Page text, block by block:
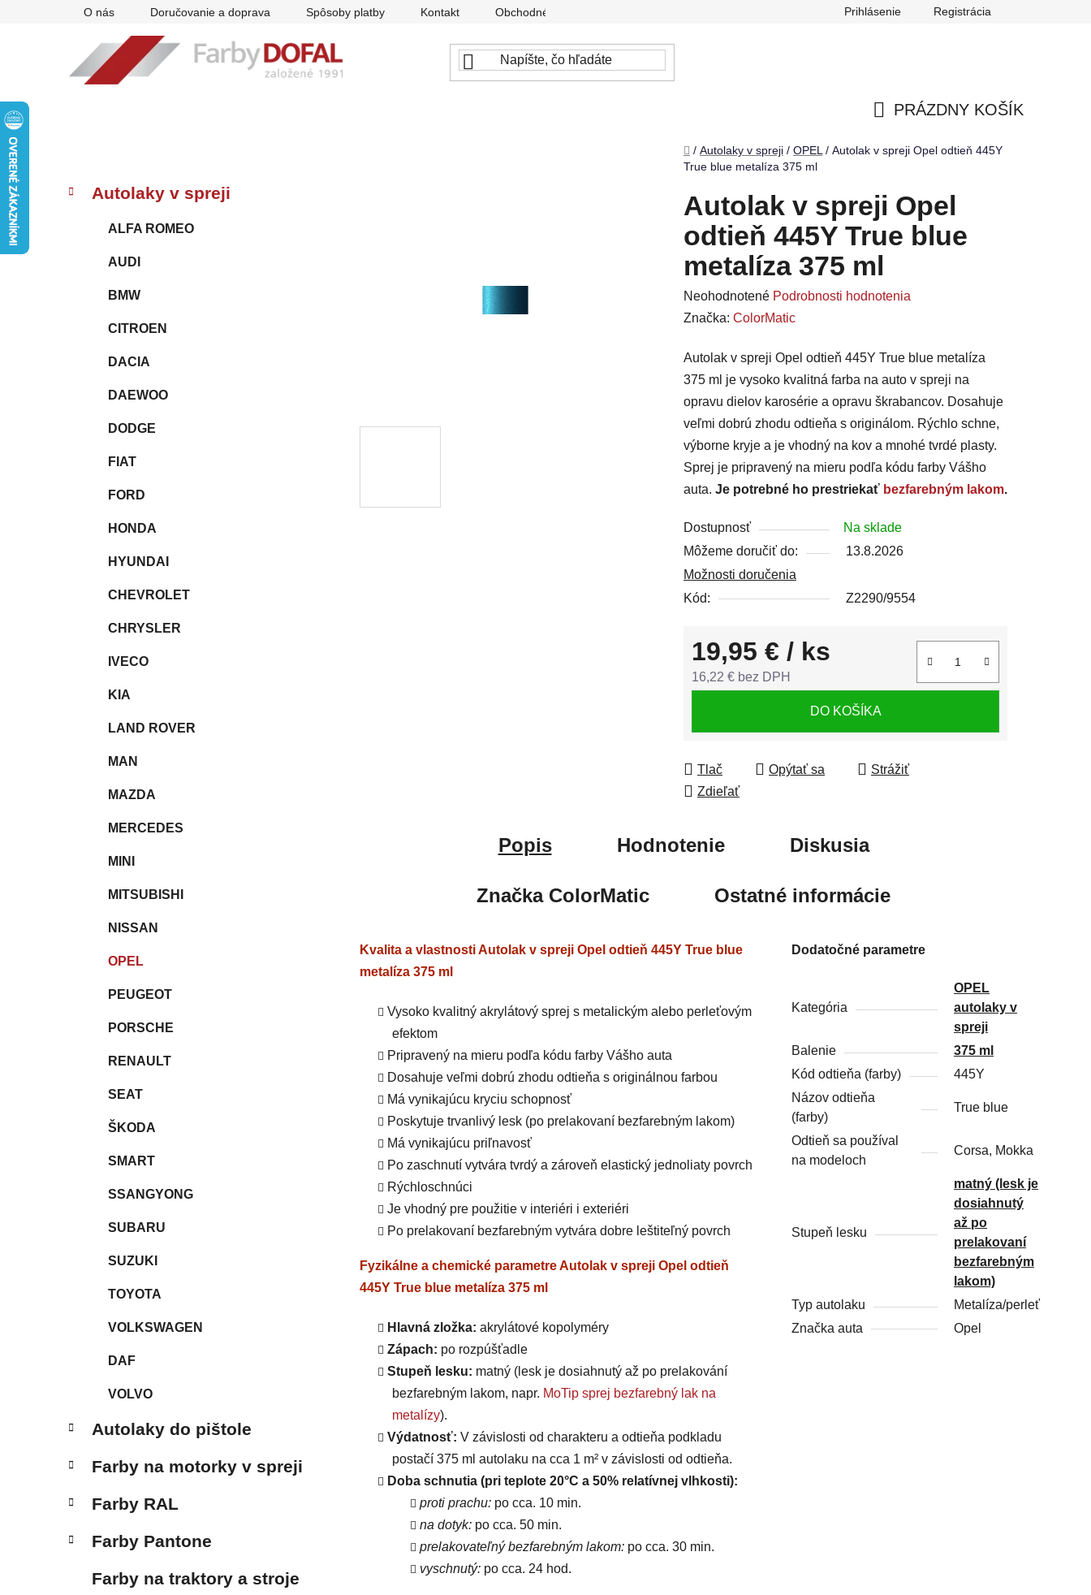
O nás Doručovanie a doprava Spôsoby platby Kontakt Obchodné podmienky Reklamačný poriadok Odstúpenie od zmluvy
Prihlásenie Registrácia
PRÁZDNY KOŠÍK
Domov
/ Autolaky v spreji / OPEL / Autolak v spreji Opel odtieň 445Y
True blue metalíza 375 ml
B
kategórie
a
Autolaky v spreji
ALFA ROMEO
AUDI
BMW
CITROEN
DACIA
DAEWOO
DODGE
FIAT
FORD
HONDA
HYUNDAI
CHEVROLET
CHRYSLER
IVECO
KIA
LAND ROVER
MAN
MAZDA
MERCEDES
MINI
MITSUBISHI
NISSAN
OPEL
PEUGEOT
PORSCHE
RENAULT
SEAT
ŠKODA
SMART
SSANGYONG
SUBARU
SUZUKI
TOYOTA
VOLKSWAGEN
DAF
VOLVO
Autolaky do pištole
Farby na motorky v spreji
Farby RAL
Farby Pantone
Farby na traktory a stroje
Autolak v spreji Opel
odtieň 445Y True blue
metalíza 375 ml
Priemerné
hodnotenie
je
0,0
z
5
hviezdičiek.
Neohodnotené Podrobnosti hodnotenia
Značka: ColorMatic
Autolak v spreji Opel odtieň 445Y True blue metalíza
375 ml je vysoko kvalitná farba na auto v spreji na
opravu dielov karosérie a opravu škrabancov. Dosahuje
veľmi dobrú zhodu odtieňa s originálom. Rýchlo schne,
výborne kryje a je vhodný na kov a mnohé tvrdé plasty.
Sprej je pripravený na mieru podľa kódu farby Vášho
auta. Je potrebné ho prestriekať bezfarebným lakom.
Dostupnosť
Na sklade
Môžeme doručiť do:
13.8.2026
Možnosti doručenia
Kód:
Z2290/9554
19,95 € / ks
16,22 € bez DPH
DO KOŠÍKA
Tlač Opýtať sa
Strážiť
Zdieľať
Popis Hodnotenie Diskusia
ZnačkaColorMatic Ostatné informácie
Kvalita a vlastnosti Autolak v spreji Opel odtieň 445Y True blue
metalíza 375 ml
Vysoko kvalitný akrylátový sprej s metalickým alebo perleťovým
efektom
Pripravený na mieru podľa kódu farby Vášho auta
Dosahuje veľmi dobrú zhodu odtieňa s originálnou farbou
Má vynikajúcu kryciu schopnosť
Poskytuje trvanlivý lesk (po prelakovaní bezfarebným lakom)
Má vynikajúcu priľnavosť
Po zaschnutí vytvára tvrdý a zároveň elastický jednoliaty povrch
Rýchloschnúci
Je vhodný pre použitie v interiéri i exteriéri
Po prelakovaní bezfarebným vytvára dobre leštiteľný povrch
Fyzikálne a chemické parametre Autolak v spreji Opel odtieň
445Y True blue metalíza 375 ml
Hlavná zložka: akrylátové kopolyméry
Zápach: po rozpúšťadle
Stupeň lesku: matný (lesk je dosiahnutý až po prelakování
bezfarebným lakom, napr. MoTip sprej bezfarebný lak na
metalízy).
Výdatnosť: V závislosti od charakteru a odtieňa podkladu
postačí 375 ml autolaku na cca 1 m² v závislosti od odtieňa.
Doba schnutia (pri teplote 20°C a 50% relatívnej vlhkosti):
proti prachu: po cca. 10 min.
na dotyk: po cca. 50 min.
prelakovateľný bezfarebným lakom: po cca. 30 min.
vyschnutý: po cca. 24 hod.
Dodatočné parametre
Kategória
OPEL
autolaky v
spreji
Balenie
375 ml
Kód odtieňa (farby)
445Y
Názov odtieňa
(farby)
True blue
Odtieň sa používal
na modeloch
Corsa, Mokka
Stupeň lesku
matný (lesk je
dosiahnutý
až po
prelakovaní
bezfarebným
lakom)
Typ autolaku
Metalíza/perleť
Značka auta
Opel